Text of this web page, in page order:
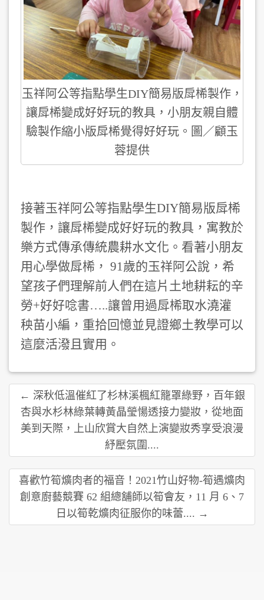
玉祥阿公等指點學生DIY簡易版戽桸製作，
讓戽桸變成好好玩的教具，小朋友親自體
驗製作縮小版戽桸覺得好好玩。圖／顧玉
蓉提供
接著玉祥阿公等指點學生DIY簡易版戽桸
製作，讓戽桸變成好好玩的教具，寓教於
樂方式傳承傳統農耕水文化。看著小朋友
用心學做戽桸， 91歲的玉祥阿公說，希
望孩子們理解前人們在這片土地耕耘的辛
勞+好好唸書…..讓曾用過戽桸取水澆灌
秧苗小編，重拾回憶並見證鄉土教學可以
這麼活潑且實用。
← 深秋低溫催紅了杉林溪楓紅籠罩綠野，百年銀
杏與水杉林綠葉轉黃晶瑩愓透接力變妝，從地面
美到天際，上山欣賞大自然上演變妝秀享受浪漫
紓壓氛圍....
喜歡竹筍爌肉者的福音！2021竹山好物-筍遇爌肉
創意廚藝競賽 62 組總舖師以筍會友，11 月 6、7
日以筍乾爌肉征服你的味蕾.... →